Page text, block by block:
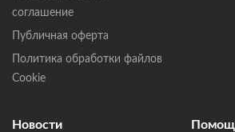
соглашение
Публичная оферта
Политика обработки файлов
Cookie
Новости